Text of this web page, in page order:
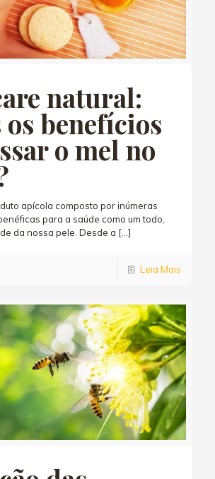
natural:
benefícios
o mel no
apícola composto por inúmeras
para a saúde como um todo,
da nossa pele. Desde a […]
Leia Mais